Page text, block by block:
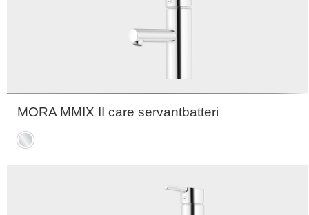
MORA MMIX II care servantbatteri
Krom